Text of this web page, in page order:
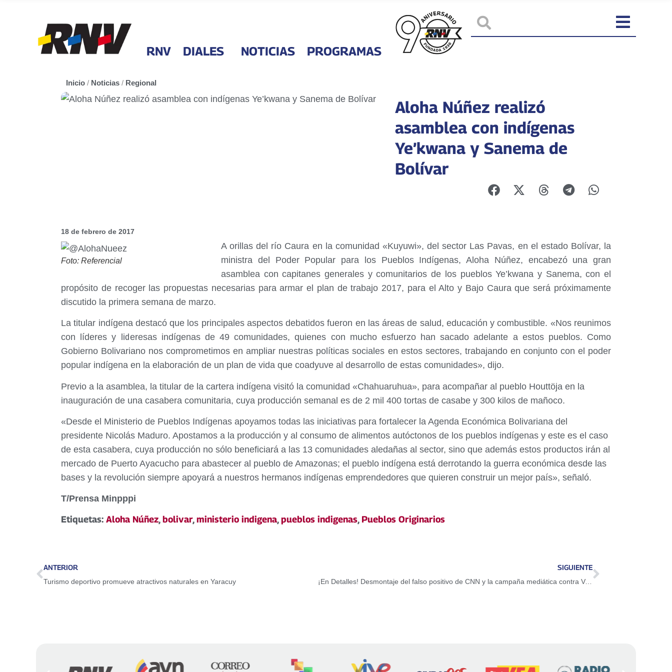
RNV DIALES NOTICIAS PROGRAMAS
Inicio / Noticias / Regional
Aloha Núñez realizó
asamblea con indígenas
Ye’kwana y Sanema de
Bolívar
18 de febrero de 2017
Foto: Referencial
A orillas del río Caura en la comunidad «Kuyuwi», del sector Las Pavas, en el estado Bolívar, la
ministra del Poder Popular para los Pueblos Indígenas, Aloha Núñez, encabezó una gran
asamblea con capitanes generales y comunitarios de los pueblos Ye’kwana y Sanema, con el
propósito de recoger las propuestas necesarias para armar el plan de trabajo 2017, para el Alto y Bajo Caura que será próximamente
discutido la primera semana de marzo.
La titular indígena destacó que los principales aspectos debatidos fueron en las áreas de salud, educación y combustible. «Nos reunimos
con líderes y lideresas indígenas de 49 comunidades, quienes con mucho esfuerzo han sacado adelante a estos pueblos. Como
Gobierno Bolivariano nos comprometimos en ampliar nuestras políticas sociales en estos sectores, trabajando en conjunto con el poder
popular indígena en la elaboración de un plan de vida que coadyuve al desarrollo de estas comunidades», dijo.
Previo a la asamblea, la titular de la cartera indígena visitó la comunidad «Chahuaruhua», para acompañar al pueblo Houttöja en la
inauguración de una casabera comunitaria, cuya producción semanal es de 2 mil 400 tortas de casabe y 300 kilos de mañoco.
«Desde el Ministerio de Pueblos Indígenas apoyamos todas las iniciativas para fortalecer la Agenda Económica Bolivariana del
presidente Nicolás Maduro. Apostamos a la producción y al consumo de alimentos autóctonos de los pueblos indígenas y este es el caso
de esta casabera, cuya producción no sólo beneficiará a las 13 comunidades aledañas al sector, sino que además estos productos irán al
mercado de Puerto Ayacucho para abastecer al pueblo de Amazonas; el pueblo indígena está derrotando la guerra económica desde las
bases y la revolución siempre apoyará a nuestros hermanos indígenas emprendedores que quieren construir un mejor país», señaló.
T/Prensa Minpppi
Etiquetas: Aloha Núñez,bolivar,ministerio indigena,pueblos indigenas, Pueblos Originarios
ANTERIOR
Turismo deportivo promueve atractivos naturales en Yaracuy
SIGUIENTE
¡En Detalles! Desmontaje del falso positivo de CNN y la campaña mediática contra Venezuela